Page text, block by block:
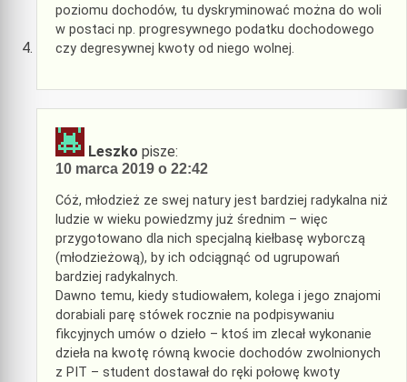
poziomu dochodów, tu dyskryminować można do woli
w postaci np. progresywnego podatku dochodowego
czy degresywnej kwoty od niego wolnej.
Leszko pisze:
10 marca 2019 o 22:42
Cóż, młodzież ze swej natury jest bardziej radykalna niż
ludzie w wieku powiedzmy już średnim – więc
przygotowano dla nich specjalną kiełbasę wyborczą
(młodzieżową), by ich odciągnąć od ugrupowań
bardziej radykalnych.
Dawno temu, kiedy studiowałem, kolega i jego znajomi
dorabiali parę stówek rocznie na podpisywaniu
fikcyjnych umów o dzieło – ktoś im zlecał wykonanie
dzieła na kwotę równą kwocie dochodów zwolnionych
z PIT – student dostawał do ręki połowę kwoty